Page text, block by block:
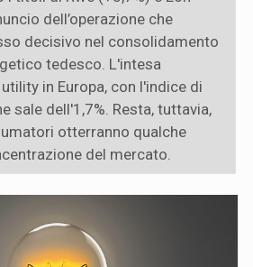
dell’operazione che
decisivo nel consolidamento
tedesco. L'intesa
in Europa, con l'indice di
sale dell'1,7%. Resta, tuttavia,
otterranno qualche
del mercato.